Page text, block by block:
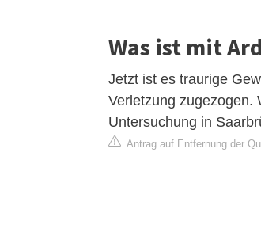
Was ist mit
Jetzt ist es traurige
Verletzung zugezogen.
Untersuchung in
Antrag auf Entfernung der